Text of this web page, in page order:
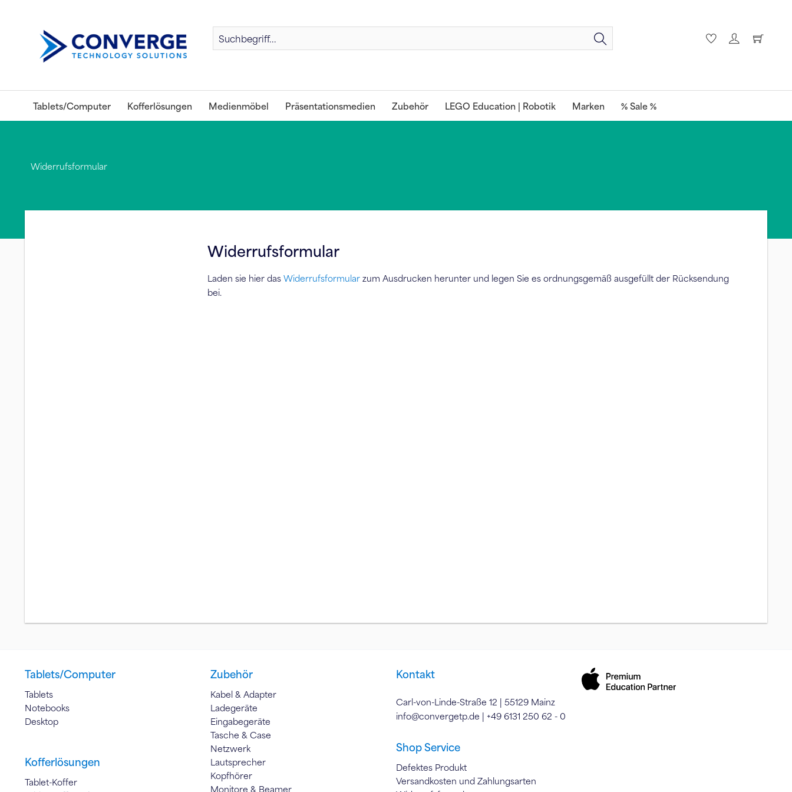
Tablets/Computer Kofferlösungen Medienmöbel Präsentationsmedien Zubehör LEGO Education | Robotik Marken % Sale %
Widerrufsformular
Widerrufsformular
Laden sie hier das Widerrufsformular zum Ausdrucken herunter und legen Sie es ordnungsgemäß ausgefüllt der Rücksendung
bei.
Tablets/Computer
Tablets
Notebooks
Desktop
Kofferlösungen
Tablet-Koffer
Zubehör
Kabel & Adapter
Ladegeräte
Eingabegeräte
Tasche & Case
Netzwerk
Lautsprecher
Kopfhörer
Monitore & Beamer
Kontakt
Carl-von-Linde-Straße 12 | 55129 Mainz
info@convergetp.de | +49 6131 250 62 - 0
Shop Service
Defektes Produkt
Versandkosten und Zahlungsarten